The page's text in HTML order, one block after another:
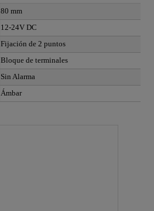
80 mm
12-24V DC
Fijación de 2 puntos
Bloque de terminales
Sin Alarma
Ámbar